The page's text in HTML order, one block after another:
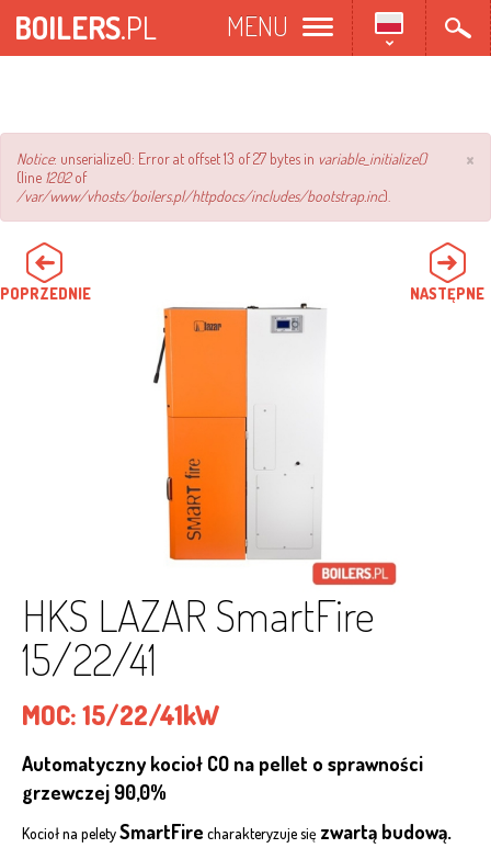
BOILERS.PL MENU
×
Komunikat
o
błędzie
Notice: unserialize(): Error at offset 13 of 27 bytes in variable_initialize()
(line 1202of
/var/www/vhosts/boilers.pl/httpdocs/includes/bootstrap.inc).
HKS LAZAR SmartFire
15/22/41
MOC:15/22/41kW
Automatyczny kocioł CO na pellet o sprawności
grzewczej 90,0%
Kocioł na peletySmartFire charakteryzuje się zwartą budową.
POPRZEDNIE NASTĘPNE